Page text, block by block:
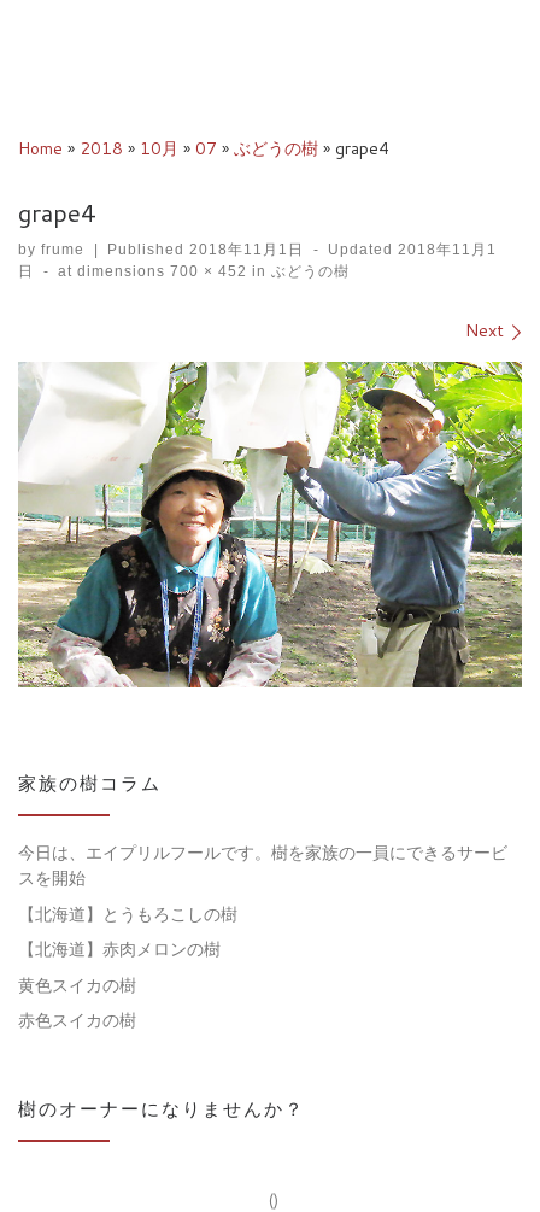
Home » 2018 » 10月 » 07 » ぶどうの樹 » grape4
grape4
by frume Published2018年11月1日 - Updated2018年11月1
日
- at dimensions 700 × 452 in ぶどうの樹
Next
家族の樹コラム
今日は、エイプリルフールです。樹を家族の一員にできるサービ
スを開始
【北海道】とうもろこしの樹
【北海道】赤肉メロンの樹
黄色スイカの樹
赤色スイカの樹
樹のオーナーになりませんか？
()